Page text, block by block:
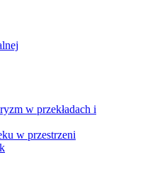
w przekładach i
w przestrzeni